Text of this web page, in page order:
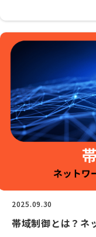
2025.09.30
帯域制御とは？ネ